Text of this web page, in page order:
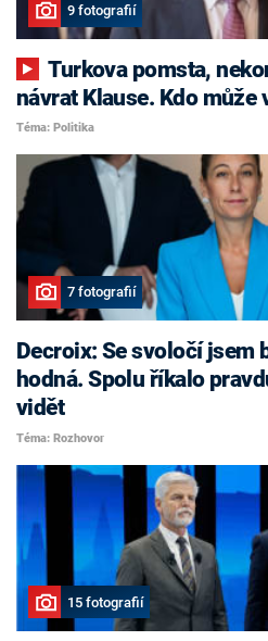
9 fotografií
Turkova pomsta, nekonfliktní Havlíček i
návrat Klause. Kdo může
Téma: Politika
7 fotografií
Decroix: Se svoločí jsem
hodná. Spolu říkalo
vidět
Téma: Rozhovor
15 fotografií